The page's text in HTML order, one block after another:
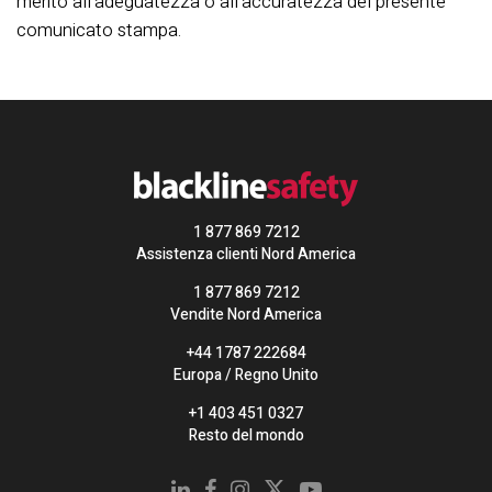
comunicato stampa.
1 877 869 7212
Assistenza clienti Nord America
1 877 869 7212
Vendite Nord America
+44 1787 222684
Europa / Regno Unito
+1 403 451 0327
Resto del mondo